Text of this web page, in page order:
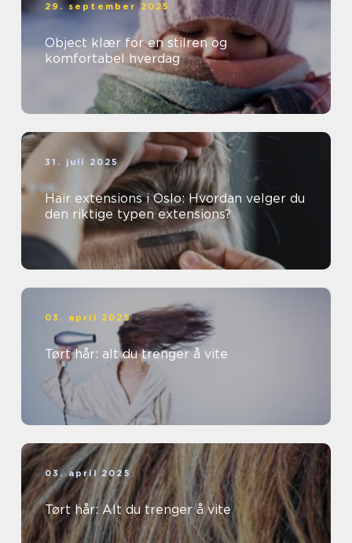
29. september 2025
Object klær for en stilren og
komfortabel hverdag
31. juli 2025
Hair extensions i Oslo: Hvordan velger du
den riktige typen extensions?
03. april 2025
Tørt hår: alt du trenger å vite
03. april 2025
Tørt hår: Alt du trenger å vite